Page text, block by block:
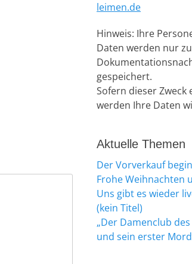
leimen.de
Hinweis: Ihre
Daten werden nur
gespeichert.
Sofern dieser Zweck
werden Ihre Daten
Aktuelle Themen
Der Vorverkauf
Frohe Weihnachten
Uns gibt es wieder
(kein Titel)
„Der Damenclub
und sein erster